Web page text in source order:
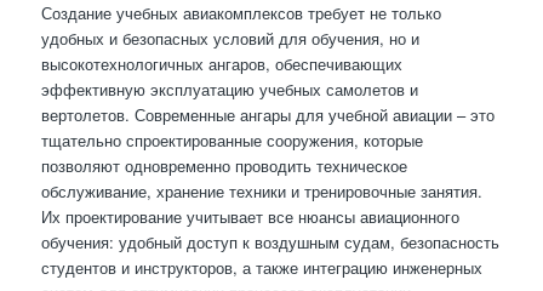
Создание учебных авиакомплексов требует не только
удобных и безопасных условий для обучения, но и
высокотехнологичных ангаров, обеспечивающих
эффективную эксплуатацию учебных самолетов и
вертолетов. Современные ангары для учебной авиации – это
тщательно спроектированные сооружения, которые
позволяют одновременно проводить техническое
обслуживание, хранение техники и тренировочные занятия.
Их проектирование учитывает все нюансы авиационного
обучения: удобный доступ к воздушным судам, безопасность
студентов и инструкторов, а также интеграцию инженерных